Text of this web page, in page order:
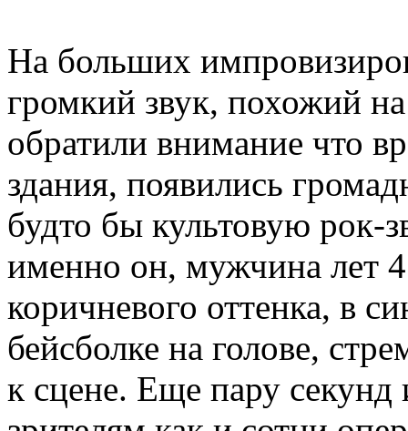
На больших
громкий звук, похожий
обратили внимание что
здания, появились
будто бы культовую рок-
именно он, мужчина лет
коричневого оттенка, в
бейсболке на голове,
к сцене. Еще пару